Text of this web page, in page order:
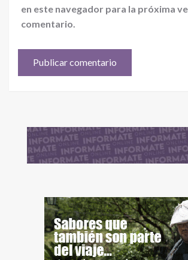
en este navegador para la próxima
comentario.